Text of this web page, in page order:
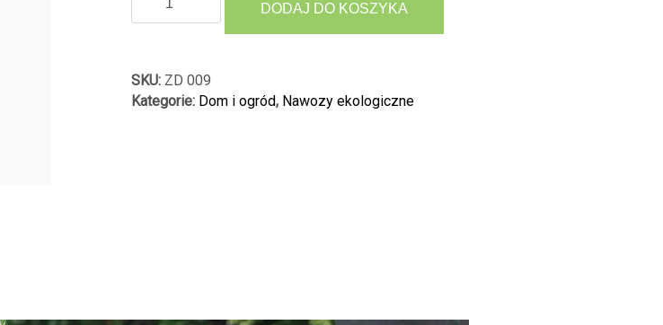
NAWÓZ
DO
ZIÓŁ
DODAJ DO KOSZYKA
SKU: ZD 009
Kategorie: Dom i ogród, Nawozy ekologiczne